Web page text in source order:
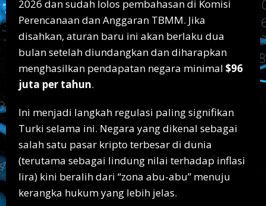
2026 dan sudah lolos pembahasan di Komisi
Perencanaan dan Anggaran TBMM. Jika
disahkan, aturan baru ini akan berlaku dua
bulan setelah diundangkan dan diharapkan
menghasilkan pendapatan negara minimal $96
juta per tahun.
Ini menjadi langkah regulasi paling signifikan
Turki selama ini. Negara yang dikenal sebagai
salah satu pasar kripto terbesar di dunia
(terutama sebagai lindung nilai terhadap inflasi
lira) kini beralih dari “zona abu-abu” menuju
kerangka hukum yang lebih jelas.